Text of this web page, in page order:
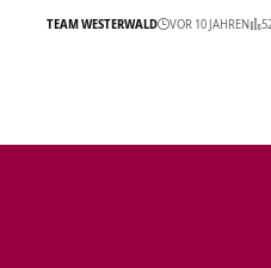
TEAM WESTERWALD VOR 10 JAHREN